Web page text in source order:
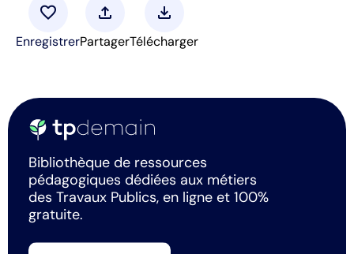
favorite
Enregistrer
upload
Partager
download
Télécharger
Bibliothèque de ressources
pédagogiques dédiées aux métiers
des Travaux Publics, en ligne et 100%
gratuite.